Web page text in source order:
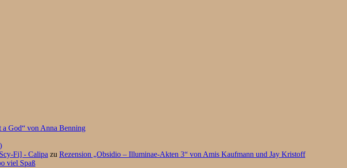
a God“ von Anna Benning
Fi] - Calipa zu Rezension „Obsidio – Illuminae-Akten 3“ von Amis Kaufmann und Jay Kristoff
viel Spaß